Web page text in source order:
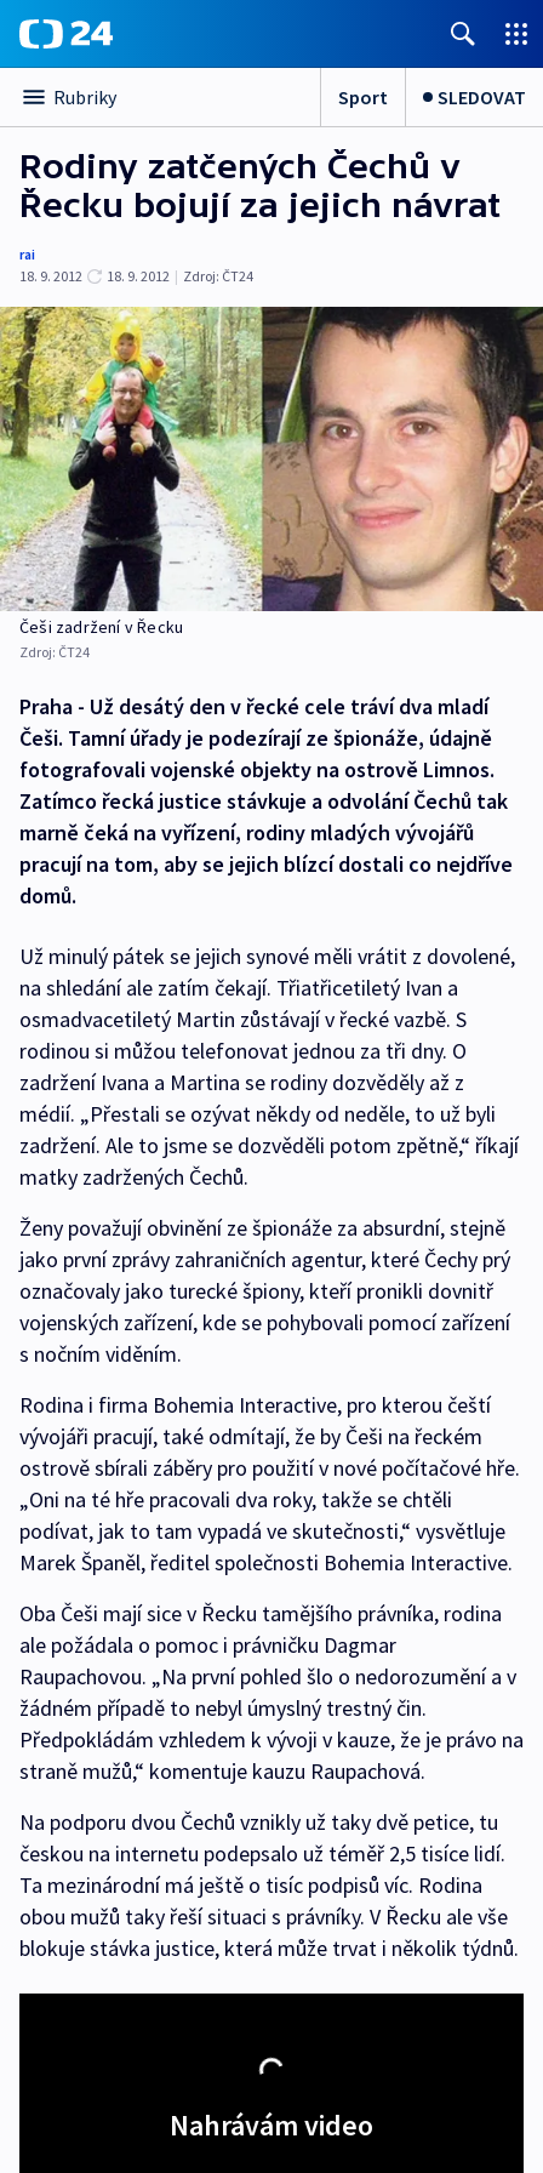
Rubriky Sport SLEDOVAT
Rodiny zatčených Čechů v
Řecku bojují za jejich návrat
rai
18. 9. 2012
18. 9. 2012 | Zdroj: ČT24
Češi zadržení v Řecku
Zdroj: ČT24
Praha - Už desátý den v řecké cele tráví dva mladí
Češi. Tamní úřady je podezírají ze špionáže, údajně
fotografovali vojenské objekty na ostrově Limnos.
Zatímco řecká justice stávkuje a odvolání Čechů tak
marně čeká na vyřízení, rodiny mladých vývojářů
pracují na tom, aby se jejich blízcí dostali co nejdříve
domů.
Už minulý pátek se jejich synové měli vrátit z dovolené,
na shledání ale zatím čekají. Třiatřicetiletý Ivan a
osmadvacetiletý Martin zůstávají v řecké vazbě. S
rodinou si můžou telefonovat jednou za tři dny. O
zadržení Ivana a Martina se rodiny dozvěděly až z
médií. „Přestali se ozývat někdy od neděle, to už byli
zadržení. Ale to jsme se dozvěděli potom zpětně,“ říkají
matky zadržených Čechů.
Ženy považují obvinění ze špionáže za absurdní, stejně
jako první zprávy zahraničních agentur, které Čechy prý
označovaly jako turecké špiony, kteří pronikli dovnitř
vojenských zařízení, kde se pohybovali pomocí zařízení
s nočním viděním.
Rodina i firma Bohemia Interactive, pro kterou čeští
vývojáři pracují, také odmítají, že by Češi na řeckém
ostrově sbírali záběry pro použití v nové počítačové hře.
„Oni na té hře pracovali dva roky, takže se chtěli
podívat, jak to tam vypadá ve skutečnosti,“ vysvětluje
Marek Španěl, ředitel společnosti Bohemia Interactive.
Oba Češi mají sice v Řecku tamějšího právníka, rodina
ale požádala o pomoc i právničku Dagmar
Raupachovou. „Na první pohled šlo o nedorozumění a v
žádném případě to nebyl úmyslný trestný čin.
Předpokládám vzhledem k vývoji v kauze, že je právo na
straně mužů,“ komentuje kauzu Raupachová.
Na podporu dvou Čechů vznikly už taky dvě petice, tu
českou na internetu podepsalo už téměř 2,5 tisíce lidí.
Ta mezinárodní má ještě o tisíc podpisů víc. Rodina
obou mužů taky řeší situaci s právníky. V Řecku ale vše
blokuje stávka justice, která může trvat i několik týdnů.
Nahrávám video